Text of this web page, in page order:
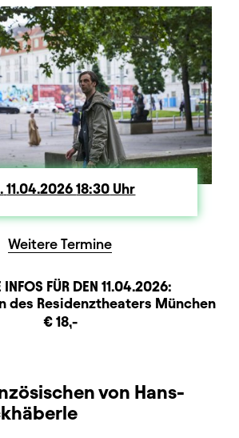
Samstag
11.04.202618:30 Uhr
Weitere Termine
INFOS FÜR DEN 11.04.2026:
des Residenztheaters München
€ 18,-
von Hans-